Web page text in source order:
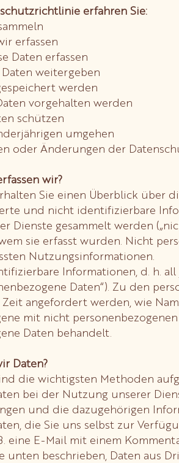
erfahren Sie:
erfassen
Daten erfassen
weitergeben
werden
vorgehalten werden
schützen
umgehen
oder Änderungen der
wir?
Sie einen Überblick über
und nicht identifizierbare
Dienste gesammelt werden
sie erfasst wurden. Nicht
Nutzungsinformationen.
Informationen, d. h.
Daten“). Zu den
angefordert werden, wie
mit nicht
Daten behandelt.
Daten?
die wichtigsten Methoden
bei der Nutzung unserer
und die dazugehörigen
die Sie uns selbst zur
eine E-Mail mit einem
unten beschrieben, Daten aus